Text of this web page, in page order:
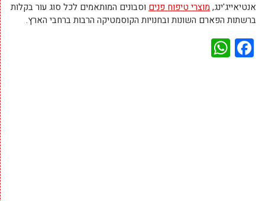
אנטיאייג'ינג, מוצרי טיפוח פנים וסבונים המותאמים לכל סוג עור בקלות
ברשתות הפארם השונות ובחנויות הקוסמטיקה הרבות ברחבי הארץ.
Facebook